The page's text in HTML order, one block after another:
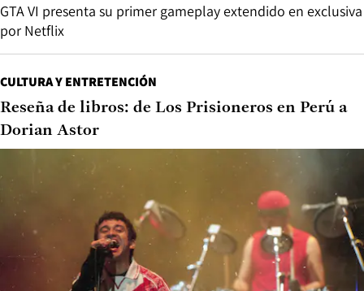
GTA VI presenta su primer gameplay extendido en exclusiva
por Netflix
CULTURA Y ENTRETENCIÓN
Reseña de libros: de Los Prisioneros en Perú a
Dorian Astor